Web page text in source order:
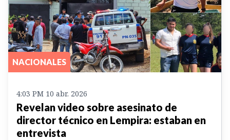
NACIONALES
4:03 PM 10 abr. 2026
Revelan video sobre asesinato de
director técnico en Lempira: estaban en
entrevista